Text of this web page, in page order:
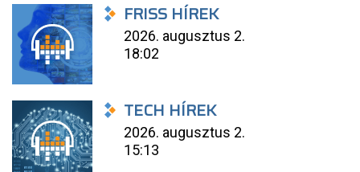
FRISS HÍREK
2026. augusztus 2.
18:02
TECH HÍREK
2026. augusztus 2.
15:13